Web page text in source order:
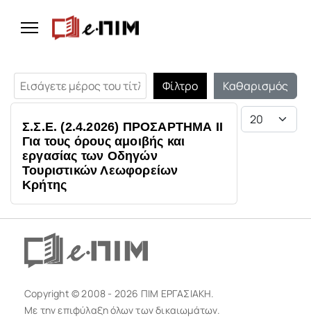
Εισάγετε μέρος του τίτλου.
Φίλτρο
Καθαρισμός
Εμφάνιση #
Σ.Σ.Ε. (2.4.2026) ΠΡΟΣΑΡΤΗΜΑ ΙΙ
Για τους όρους αμοιβής και
εργασίας των Οδηγών
Τουριστικών Λεωφορείων
Κρήτης
Copyright © 2008 - 2026 ΠΙΜ ΕΡΓΑΣΙΑΚΗ.
Με την επιφύλαξη όλων των δικαιωμάτων.